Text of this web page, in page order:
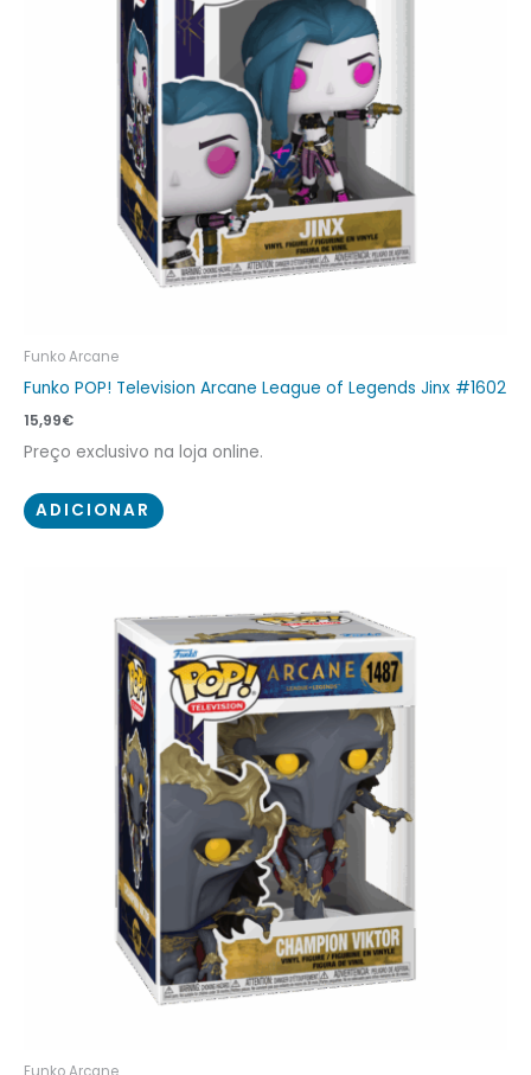
Funko Arcane
Funko POP! Television Arcane League of Legends Jinx #1602
15,99€
Preço exclusivo na loja online.
ADICIONAR
Funko Arcane